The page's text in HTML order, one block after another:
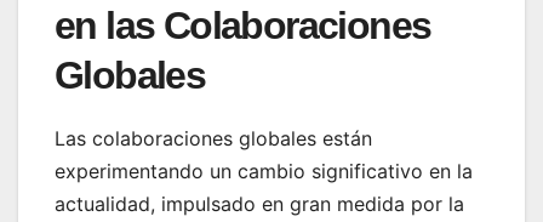
en las Colaboraciones
Globales
Las colaboraciones globales están
experimentando un cambio significativo en la
actualidad, impulsado en gran medida por la